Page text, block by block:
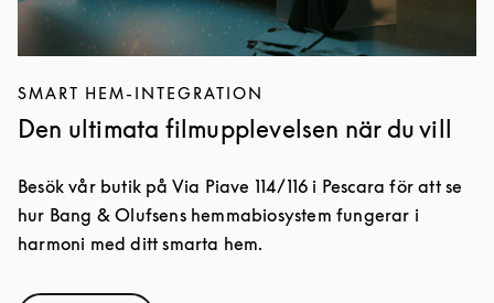
SMART HEM-INTEGRATION
Den ultimata filmupplevelsen när du vill
Besök vår butik på Via Piave 114/116 i Pescara för att se
hur Bang & Olufsens hemmabiosystem fungerar i
harmoni med ditt smarta hem.